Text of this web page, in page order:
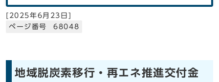
[ 2025年6月23日 ]
ページ番号 68048
地域脱炭素移行・再エネ推進交付金